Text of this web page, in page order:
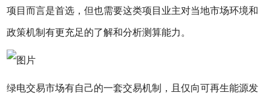
项目而言是首选，但也需要这类项目业主对当地市场环境和
政策机制有更充足的了解和分析测算能力。
绿电交易市场有自己的一套交易机制，且仅向可再生能源发